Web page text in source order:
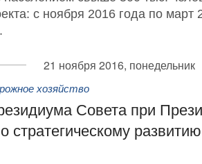
с ноября 2016 года по март
21 ноября 2016, понедельник
хозяйство
Совета при
стратегическому